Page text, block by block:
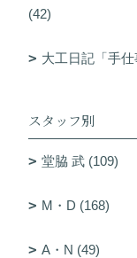
(42)
大工日記「手
スタッフ別
堂脇 武 (109)
M・D (168)
A・N (49)